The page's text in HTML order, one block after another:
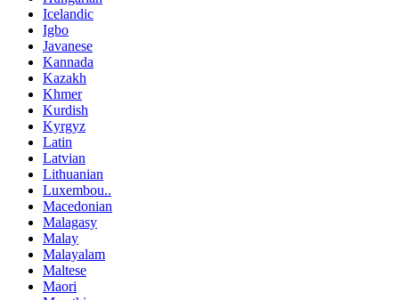
Icelandic
Igbo
Javanese
Kannada
Kazakh
Khmer
Kurdish
Kyrgyz
Latin
Latvian
Lithuanian
Luxembou..
Macedonian
Malagasy
Malay
Malayalam
Maltese
Maori